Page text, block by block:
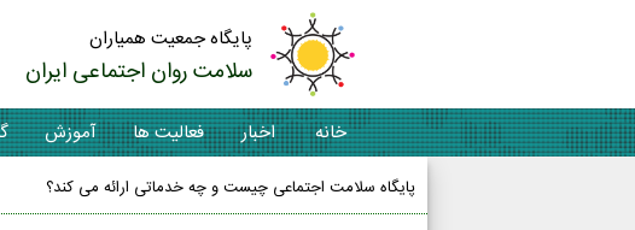
پایگاه جمعیت همیاران
سلامت روان اجتماعی ایران
خانه اخبار فعالیت ها آموزش
پایگاه سلامت اجتماعی چیست و چه خدماتی ارائه می کند؟